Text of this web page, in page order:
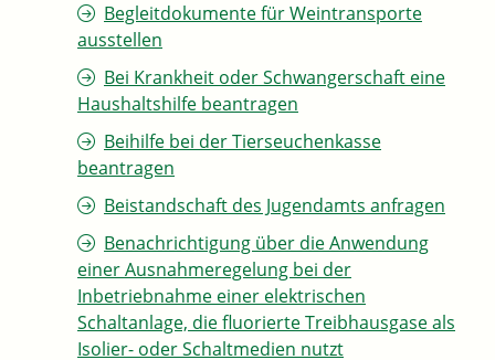
Begleitdokumente für Weintransporte
ausstellen
Bei Krankheit oder Schwangerschaft eine
Haushaltshilfe beantragen
Beihilfe bei der Tierseuchenkasse
beantragen
Beistandschaft des Jugendamts anfragen
Benachrichtigung über die Anwendung
einer Ausnahmeregelung bei der
Inbetriebnahme einer elektrischen
Schaltanlage, die fluorierte Treibhausgase als
Isolier- oder Schaltmedien nutzt